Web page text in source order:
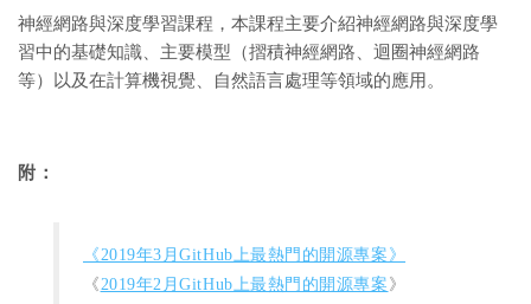
神經網路與深度學習課程，本課程主要介紹神經網路與深度學
習中的基礎知識、主要模型（摺積神經網路、迴圈神經網路
等）以及在計算機視覺、自然語言處理等領域的應用。
附：
《2019年3月GitHub上最熱門的開源專案》
《2019年2月GitHub上最熱門的開源專案 》